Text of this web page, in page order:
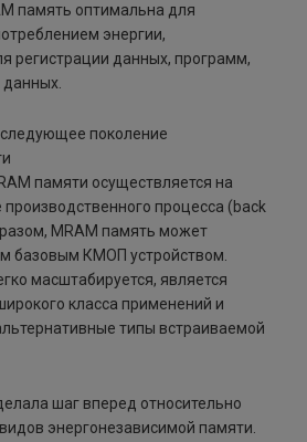
память оптимальна для
энергии,
регистрации данных, программ,
поколение
памяти осуществляется на
процесса (back
MRAM память может
базовым КМОП устройством.
масштабируется, является
класса применений и
типы встраиваемой
шаг вперед относительно
энергонезависимой памяти.